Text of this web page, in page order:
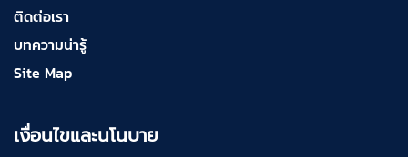
ติดต่อเรา
บทความน่ารู้
Site Map
เงื่อนไขและนโนบาย